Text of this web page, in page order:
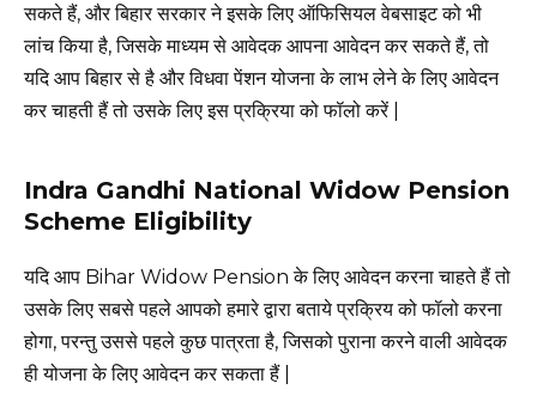
सकते हैं, और बिहार सरकार ने इसके लिए ऑफिसियल वेबसाइट को भी
लांच किया है, जिसके माध्यम से आवेदक आपना आवेदन कर सकते हैं, तो
यदि आप बिहार से है और विधवा पेंशन योजना के लाभ लेने के लिए आवेदन
कर चाहती हैं तो उसके लिए इस प्रक्रिया को फॉलो करें |
Indra Gandhi National Widow Pension
Scheme Eligibility
यदि आप Bihar Widow Pension के लिए आवेदन करना चाहते हैं तो
उसके लिए सबसे पहले आपको हमारे द्वारा बताये प्रक्रिय को फॉलो करना
होगा, परन्तु उससे पहले कुछ पात्रता है, जिसको पुराना करने वाली आवेदक
ही योजना के लिए आवेदन कर सकता हैं |